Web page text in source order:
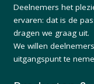
Deelnemers het
ervaren: dat is de
dragen we graag uit.
We willen
uitgangspunt te